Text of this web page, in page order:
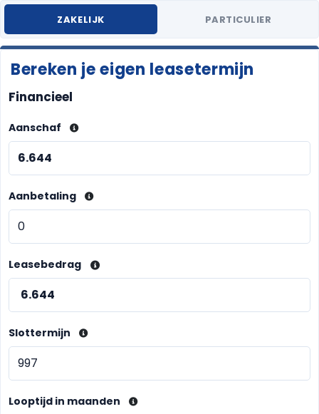
ZAKELIJK PARTICULIER
Bereken je eigen leasetermijn
Financieel
Aanschaf
Aanbetaling
Leasebedrag
Slottermijn
Looptijd in maanden